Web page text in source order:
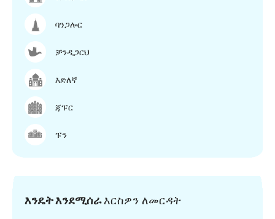
ባንጋሎር
ቻንዲጋርህ
እድለኛ
ጃፑር
ፑን
እንዴት እንደሚሰራእርስዎን ለመርዳት